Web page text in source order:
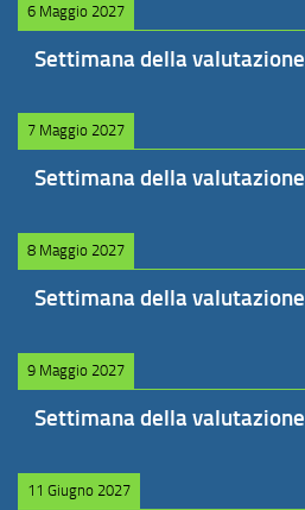
6 Maggio 2027
Settimana della valutazione
7 Maggio 2027
Settimana della valutazione
8 Maggio 2027
Settimana della valutazione
9 Maggio 2027
Settimana della valutazione
11 Giugno 2027